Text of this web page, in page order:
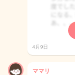
4月9日
ママリ